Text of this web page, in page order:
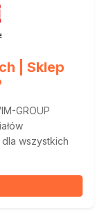
| Sklep
GROUP
wszystkich